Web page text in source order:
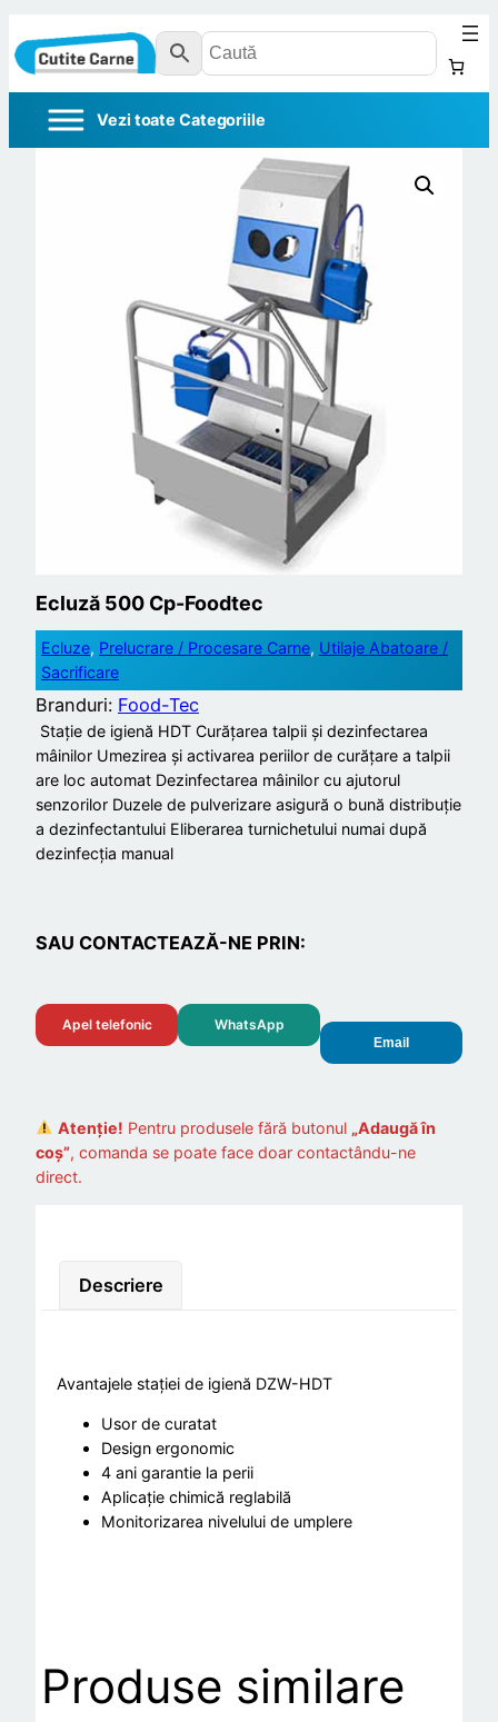
Ecluză 500 Cp-Foodtec
Ecluze, Prelucrare / Procesare Carne, Utilaje Abatoare /
Sacrificare
Branduri: Food-Tec
Stație de igienă HDT Curățarea talpii și dezinfectarea
mâinilor Umezirea și activarea periilor de curățare a talpii
are loc automat Dezinfectarea mâinilor cu ajutorul
senzorilor Duzele de pulverizare asigură o bună distribuție
a dezinfectantului Eliberarea turnichetului numai după
dezinfecția manual
SAU CONTACTEAZĂ-NE PRIN:
Apel telefonic WhatsApp
Email
Atenție! Pentru produsele fără butonul „Adaugă în
coș”, comanda se poate face doar contactându-ne
direct.
Descriere
Avantajele stației de igienă DZW-HDT
Usor de curatat
Design ergonomic
4 ani garantie la perii
Aplicație chimică reglabilă
Monitorizarea nivelului de umplere
Produse similare